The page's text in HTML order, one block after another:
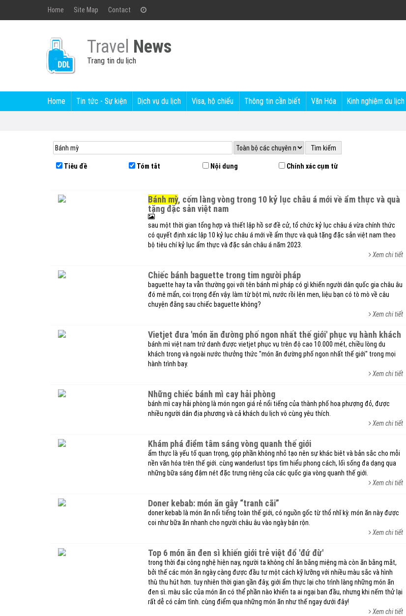
Home Site Map Contact
Travel News
Trang tin du lịch
Home Tin tức - Sự kiện Dịch vụ du lịch Visa, hộ chiếu Thông tin cần biết Văn Hóa Kinh nghiệm du lịch
Tiêu đề Tóm tắt Nội dung Chính xác cụm từ
bánh mỳ, cốm làng vòng trong 10 kỷ lục châu á mới về ẩm thực và quà
tặng đặc sản việt nam
sau một thời gian tổng hợp và thiết lập hồ sơ đề cử, tổ chức kỷ lục châu á vừa chính thức
có quyết định xác lập 10 kỷ lục châu á mới về ẩm thực và quà tặng đặc sản việt nam theo
bộ tiêu chí kỷ lục ẩm thực và đặc sản châu á năm 2023.
Xem chi tiết
chiếc bánh baguette trong tim người pháp
baguette hay ta vẫn thường gọi với tên bánh mì pháp có gì khiến người dân quốc gia châu âu
đó mê mẩn, coi trọng đến vậy. làm từ bột mì, nước rồi lên men, liệu bạn có tò mò về câu
chuyện đằng sau chiếc baguette không?
Xem chi tiết
vietjet đưa 'món ăn đường phố ngon nhất thế giới' phục vụ hành khách
bánh mì việt nam trứ danh được vietjet phục vụ trên độ cao 10.000 mét, chiều lòng du
khách trong và ngoài nước thưởng thức "món ăn đường phố ngon nhất thế giới" trong mọi
hành trình bay.
Xem chi tiết
những chiếc bánh mì cay hải phòng
bánh mì cay hải phòng là món ngon giá rẻ nổi tiếng của thành phố hoa phượng đỏ, được
nhiều người dân địa phương và cả khách du lịch vô cùng yêu thích.
Xem chi tiết
khám phá điểm tâm sáng vòng quanh thế giới
ẩm thực là yếu tố quan trọng, góp phần không nhỏ tạo nên sự khác biêt và bản sắc cho mỗi
nền văn hóa trên thế giới. cùng wanderlust tips tìm hiểu phong cách, lối sống đa dạng qua
những bữa sáng đậm nét đặc trưng riêng của các quốc gia vòng quanh thế giới.
Xem chi tiết
doner kebab: món ăn gây “tranh cãi”
doner kebab là món ăn nổi tiếng toàn thế giới, có nguồn gốc từ thổ nhĩ kỳ. món ăn này được
coi như bữa ăn nhanh cho người châu âu vào ngày bận rộn.
Xem chi tiết
top 6 món ăn đen sì khiến giới trẻ việt đổ 'đứ đừ'
trong thời đại công nghệ hiện nay, người ta không chỉ ăn bằng miệng mà còn ăn bằng mắt,
bởi thế các món ăn ngày càng được đầu tư một cách kỹ lưỡng với nhiều màu sắc và hình
thù thu hút hơn. tuy nhiên thời gian gần đây, giới ẩm thực lại cho trình làng những món ăn
đen sì. màu sắc của món ăn có thể phần nào khiến ta ai ngại ban đầu, nhưng khi nếm thử lại
rất dễ có cảm tình. cùng điểm qua những món ăn như thế ngay dưới đây!
Xem chi tiết